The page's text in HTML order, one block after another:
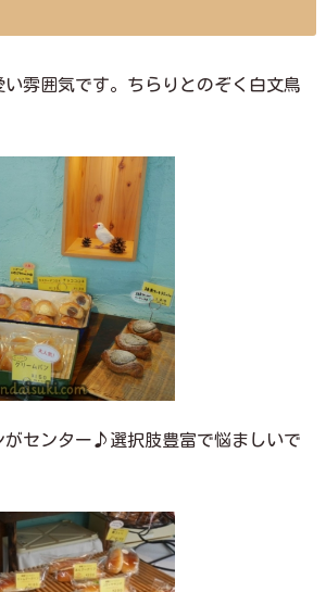
い雰囲気です。ちらりとのぞく白文鳥
がセンター♪選択肢豊富で悩ましいで